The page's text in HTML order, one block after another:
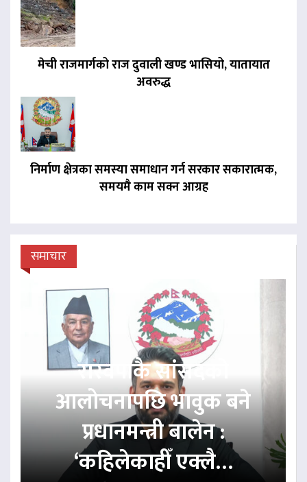
मेची राजमार्गको राज दुवाली खण्ड भासियो, यातायात
अवरुद्ध
निर्माण क्षेत्रका समस्या समाधान गर्न सरकार सकारात्मक,
समयमै काम सक्न आग्रह
समाचार
रास्वपाकै सांसदको
आलोचनापछि भावुक बने
प्रधानमन्त्री बालेन :
‘कहिलेकाहीँ एक्लै…